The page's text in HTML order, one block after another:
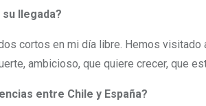
llegada?
cortos en mi día libre. Hemos visitado
ambicioso, que quiere crecer, que
entre Chile y España?